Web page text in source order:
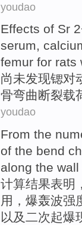
youdao
Effects of Sr
serum,
femur for rats
尚未发现锶对
骨弯曲 断裂载
youdao
From the
of the bend
along the wall
计算结果表明，
用， 爆轰波强
以及二次起爆